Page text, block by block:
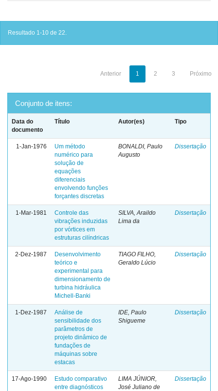
Resultado 1-10 de 22.
Anterior 1 2 3 Próximo
Conjunto de itens:
Data do
documento
Título Autor(es) Tipo
1-Jan-1976
Um método
numérico para
solução de
equações
diferenciais
envolvendo funções
forçantes discretas
BONALDI, Paulo
Augusto
Dissertação
1-Mar-1981
Controle das
vibrações induzidas
por vórtices em
estruturas cilíndricas
SILVA, Araildo
Lima da
Dissertação
2-Dez-1987
Desenvolvimento
teórico e
experimental para
dimensionamento de
turbina hidráulica
Michell-Banki
TIAGO FILHO,
Geraldo Lúcio
Dissertação
1-Dez-1987
Análise de
sensibilidade dos
parâmetros de
projeto dinâmico de
fundações de
máquinas sobre
estacas
IDE, Paulo
Shigueme
Dissertação
17-Ago-1990
Estudo comparativo
entre diagnósticos
LIMA JÚNIOR,
José Juliano de
Dissertação